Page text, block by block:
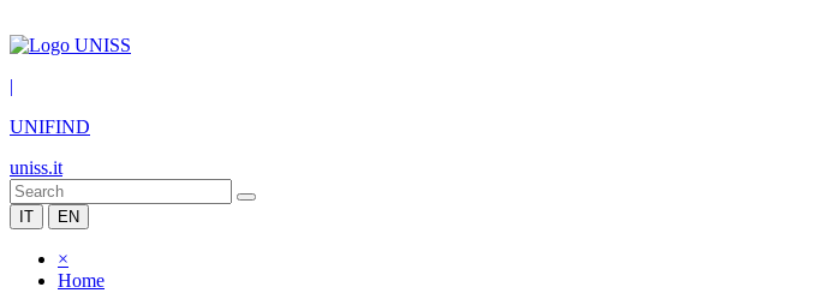
|
UNIFIND
uniss.it
IT EN
×
Home